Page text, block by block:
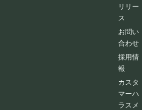
リリー
ス
お問い
合わせ
採用情
報
カスタ
マーハ
ラスメ